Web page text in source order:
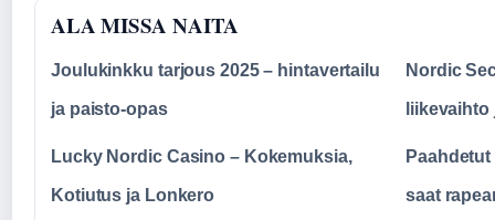
ALA MISSA NAITA
Joulukinkku tarjous 2025 – hintavertailu
ja paisto-opas
Nordic
Lucky Nordic Casino – Kokemuksia,
Kotiutus ja Lonkero saat